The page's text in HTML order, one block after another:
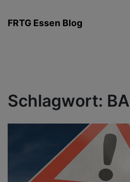
Inhalt
FRTG Essen Blog
Schlagwort: BA